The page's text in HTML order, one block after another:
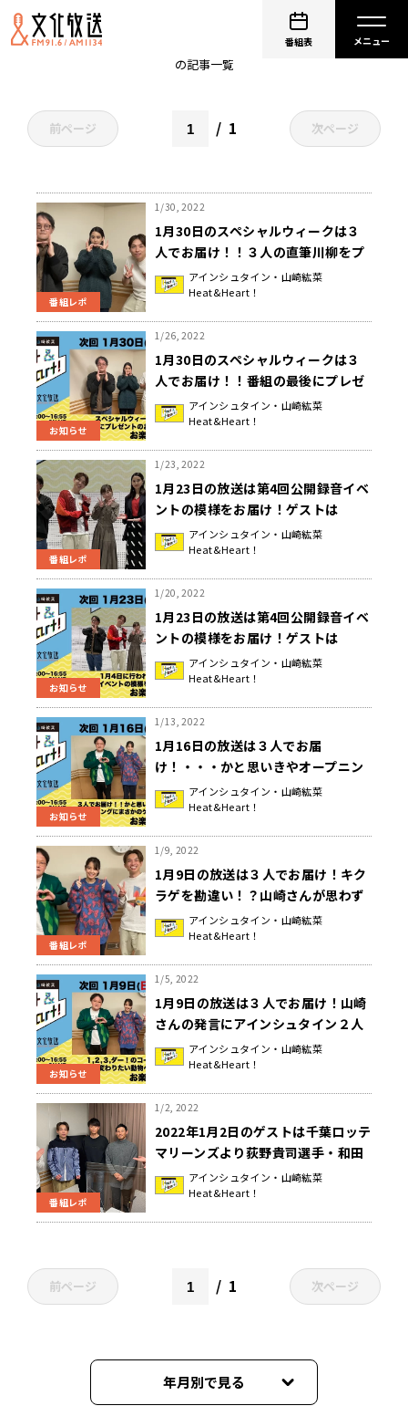
番組表
の記事一覧
前ページ 1 次ページ
番組レポ
1/30, 2022
1月30日のスペシャルウィークは３
人でお届け！！３人の直筆川柳をプ
レゼント！！『アインシュタイン・
山崎紘菜 Heat&Heart!』
アインシュタイン・山崎紘菜
Heat&Heart！
お知らせ
1/26, 2022
1月30日のスペシャルウィークは３
人でお届け！！番組の最後にプレゼ
ントのお知らせも♪『アインシュタ
イン・山崎紘菜 Heat&Heart!』
アインシュタイン・山崎紘菜
Heat&Heart！
番組レポ
1/23, 2022
1月23日の放送は第4回公開録音イベ
ントの模様をお届け！ゲストは
SKE48・須田亜香里さん！『アイン
シュタイン・山崎紘菜
アインシュタイン・山崎紘菜
Heat&Heart！
お知らせ
1/20, 2022
1月23日の放送は第4回公開録音イベ
ントの模様をお届け！ゲストは
SKE48・須田亜香里さん！『アイン
シュタイン・山崎紘菜
アインシュタイン・山崎紘菜
Heat&Heart！
お知らせ
1/13, 2022
1月16日の放送は３人でお届
け！・・・かと思いきやオープニン
グにまさかのゲストが！？『アイン
シュタイン・山崎紘菜
アインシュタイン・山崎紘菜
Heat&Heart！
番組レポ
1/9, 2022
1月9日の放送は３人でお届け！キク
ラゲを勘違い！？山崎さんが思わず
赤面ッ！！『アインシュタイン・山
崎紘菜 Heat&Heart!』
アインシュタイン・山崎紘菜
Heat&Heart！
お知らせ
1/5, 2022
1月9日の放送は３人でお届け！山崎
さんの発言にアインシュタイン２人
がドン引き・・・？『アインシュタ
イン・山崎紘菜 Heat&Heart!』
アインシュタイン・山崎紘菜
Heat&Heart！
番組レポ
1/2, 2022
2022年1月2日のゲストは千葉ロッテ
マリーンズより荻野貴司選手・和田
康士朗選手が登場！盗塁王が語る盗
塁の極意！『アインシュタイン・山
アインシュタイン・山崎紘菜
Heat&Heart！
前ページ 1 次ページ
年月別で見る